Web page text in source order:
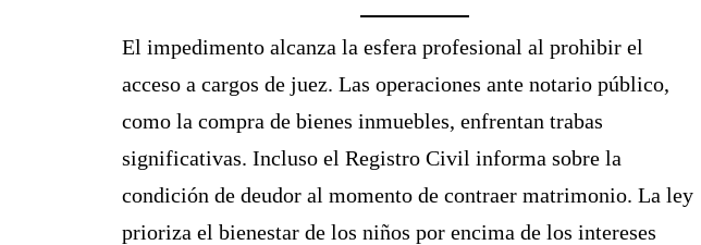
El impedimento alcanza la esfera profesional al prohibir el
acceso a cargos de juez. Las operaciones ante notario público,
como la compra de bienes inmuebles, enfrentan trabas
significativas. Incluso el Registro Civil informa sobre la
condición de deudor al momento de contraer matrimonio. La ley
prioriza el bienestar de los niños por encima de los intereses